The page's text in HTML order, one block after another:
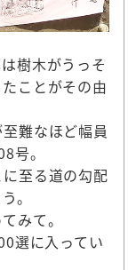
樹木がうっそ
ことがその由
難なほど幅員
号。
至る道の勾配
。
みて。
選に入ってい